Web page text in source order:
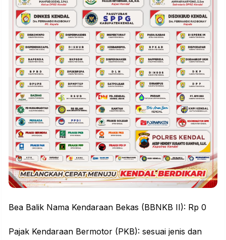
Bea Balik Nama Kendaraan Bekas (BBNKB II): Rp 0
Pajak Kendaraan Bermotor (PKB): sesuai jenis dan